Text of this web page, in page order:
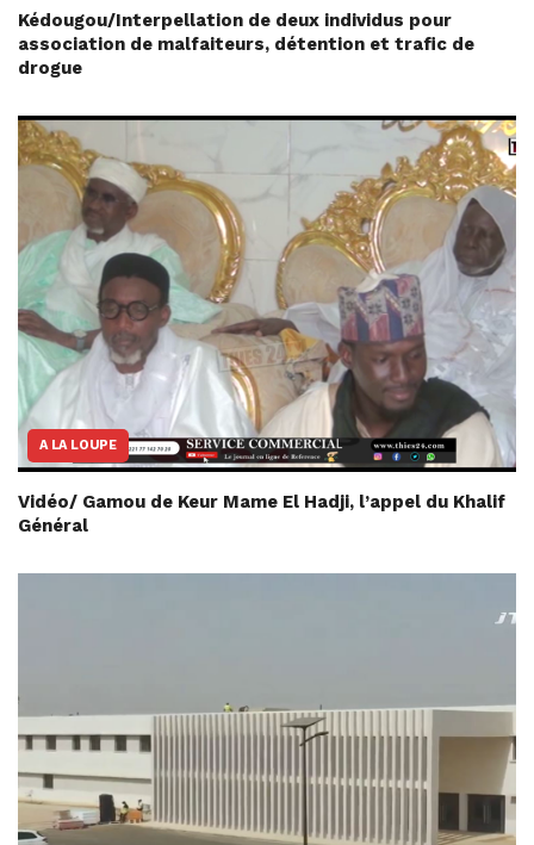
Kédougou/Interpellation de deux individus pour
association de malfaiteurs, détention et trafic de
drogue
A LA LOUPE
Vidéo/ Gamou de Keur Mame El Hadji, l’appel du Khalif
Général